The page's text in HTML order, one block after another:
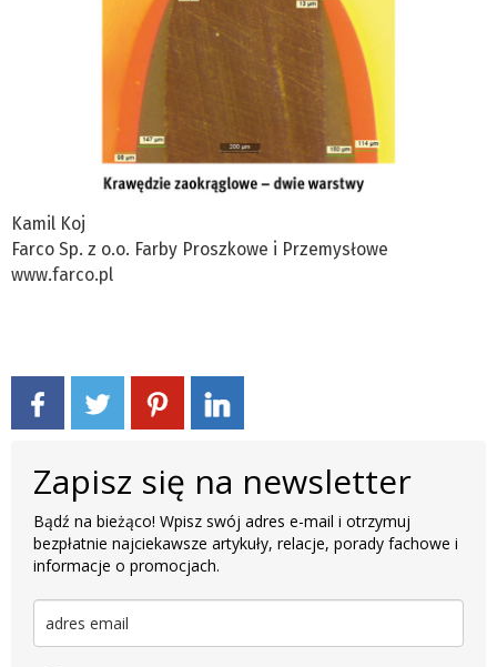
Kamil Koj
Farco Sp. z o.o. Farby Proszkowe i Przemysłowe
www.farco.pl
Zapisz się na newsletter
Bądź na bieżąco! Wpisz swój adres e-mail i otrzymuj
bezpłatnie najciekawsze artykuły, relacje, porady fachowe i
informacje o promocjach.